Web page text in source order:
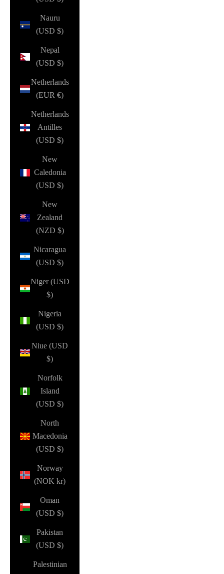
Nauru
(USD $)
Nepal
(USD $)
Netherlands
(EUR €)
Netherlands
Antilles
(USD $)
New
Caledonia
(USD $)
New
Zealand
(NZD $)
Nicaragua
(USD $)
Niger (USD
$)
Nigeria
(USD $)
Niue (USD
$)
Norfolk
Island
(USD $)
North
Macedonia
(USD $)
Norway
(NOK kr)
Oman
(USD $)
Pakistan
(USD $)
Palestinian